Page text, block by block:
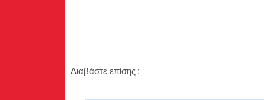
Διαβάστε επίσης :